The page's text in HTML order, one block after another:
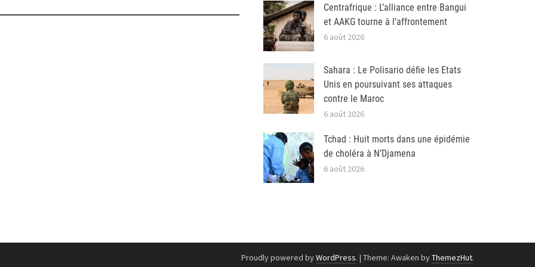
Centrafrique : L’alliance entre Bangui
et AAKG tourne à l’affrontement
6 août 2026
Sahara : Le Polisario défie les Etats
Unis en poursuivant ses attaques
contre le Maroc
6 août 2026
Tchad : Huit morts dans une épidémie
de choléra à N’Djamena
6 août 2026
Proudly powered byWordPress. | Theme: Awaken byThemezHut.